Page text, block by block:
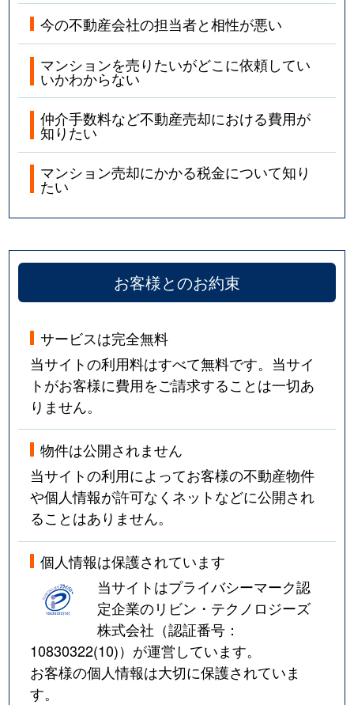
今の不動産会社の担当者と相性が悪い
マンションを売りたいがどこに依頼してい
いかわからない
仲介手数料など不動産売却における費用が
知りたい
マンション売却にかかる税金について知り
たい
お客様とのお約束
サービスは完全無料
当サイトの利用料はすべて無料です。当サイ
トがお客様に費用をご請求することは一切あ
りません。
物件は公開されません
当サイトの利用によってお客様の不動産物件
や個人情報が許可なくネットなどに公開され
ることはありません。
個人情報は保護されています
当サイトはプライバシーマーク認
定企業のリビン・テクノロジーズ
株式会社（認証番号：
10830322(10)）が運営しています。
お客様の個人情報は大切に保護されていま
す。